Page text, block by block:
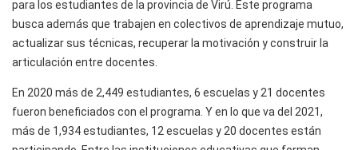
para los estudiantes de la provincia de Virú. Este programa
busca además que trabajen en colectivos de aprendizaje mutuo,
actualizar sus técnicas, recuperar la motivación y construir la
articulación entre docentes.
En 2020 más de 2,449 estudiantes, 6 escuelas y 21 docentes
fueron beneficiados con el programa. Y en lo que va del 2021,
más de 1,934 estudiantes, 12 escuelas y 20 docentes están